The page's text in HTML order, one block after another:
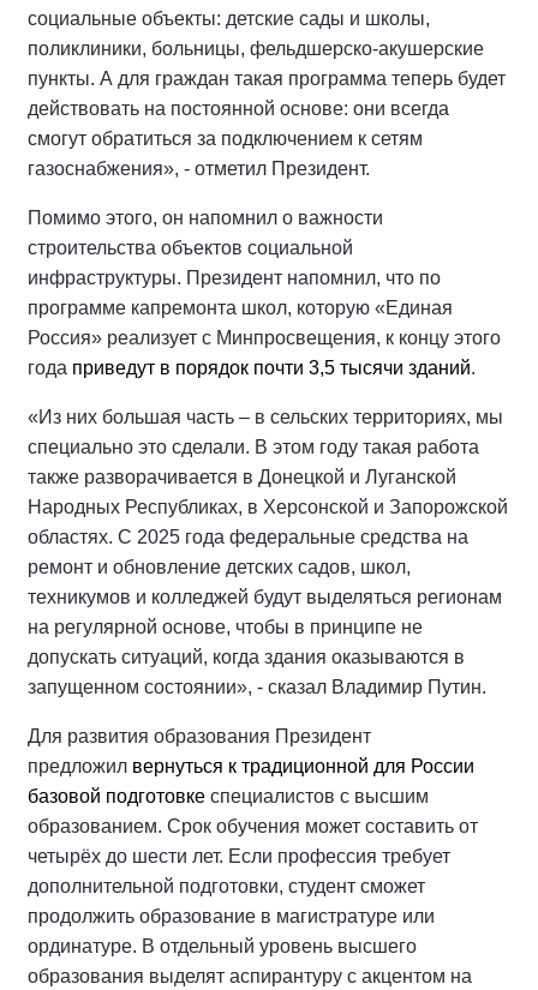
социальные объекты: детские сады и школы,
поликлиники, больницы, фельдшерско-акушерские
пункты. А для граждан такая программа теперь будет
действовать на постоянной основе: они всегда
смогут обратиться за подключением к сетям
газоснабжения», - отметил Президент.
Помимо этого, он напомнил о важности
строительства объектов социальной
инфраструктуры. Президент напомнил, что по
программе капремонта школ, которую «Единая
Россия» реализует с Минпросвещения, к концу этого
года приведут в порядок почти 3,5 тысячи зданий.
«Из них большая часть – в сельских территориях, мы
специально это сделали. В этом году такая работа
также разворачивается в Донецкой и Луганской
Народных Республиках, в Херсонской и Запорожской
областях. С 2025 года федеральные средства на
ремонт и обновление детских садов, школ,
техникумов и колледжей будут выделяться регионам
на регулярной основе, чтобы в принципе не
допускать ситуаций, когда здания оказываются в
запущенном состоянии», - сказал Владимир Путин.
Для развития образования Президент
предложил вернуться к традиционной для России
базовой подготовке специалистов с высшим
образованием. Срок обучения может составить от
четырёх до шести лет. Если профессия требует
дополнительной подготовки, студент сможет
продолжить образование в магистратуре или
ординатуре. В отдельный уровень высшего
образования выделят аспирантуру с акцентом на